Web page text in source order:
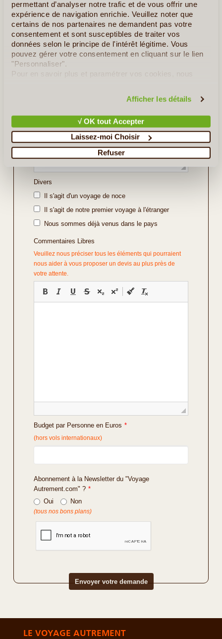
permettant d’analyser notre trafic et de vous offrir une
expérience de navigation enrichie. Veuillez noter que
certains de nos partenaires ne demandent pas votre
consentement et sont susceptibles de traiter vos
données selon le principe de l'intérêt légitime. Vous
pouvez gérer votre consentement en cliquant sur le lien
"Personnaliser".
Pour en savoir plus et paramétrer vos cookies, nous
Afficher les détails
√ OK tout Accepter
Laissez-moi Choisir
Refuser
Indiquez ici les régions ou sites que vous souhaitez
découvrir ou bien l'itinéraire souhaité (soyez le plus
précis possible).
Divers
Il s'agit d'un voyage de noce
Il s'agit de notre premier voyage à l'étranger
Nous sommes déjà venus dans le pays
Commentaires Libres
Veuillez nous préciser tous les éléments qui pourraient
nous aider à vous proposer un devis au plus près de
votre attente.
Budget par Personne en Euros *
(hors vols internationaux)
Abonnement à la Newsletter du "Voyage
Autrement.com" ? *
Oui
Non
(tous nos bons plans)
LE VOYAGE AUTREMENT